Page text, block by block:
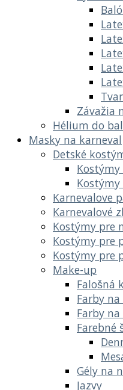
Závažia
Hélium do
Masky na karneval
Detské
Karnevalove
Karnevalové
Kostýmy pre
Kostýmy pre
Kostýmy pre
Make-up
Falošná
Farby na
Farby
Farebné
Gély na
Jazvy